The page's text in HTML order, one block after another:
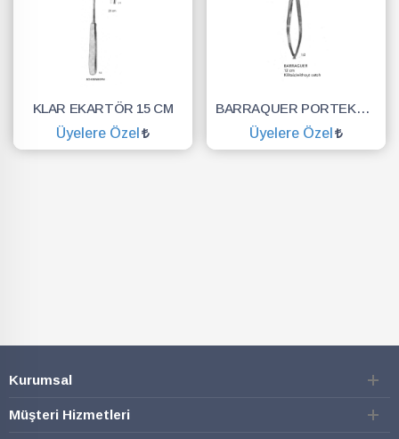
KLAR EKARTÖR 15 CM
Üyelere Özel
BARRAQUER PORTEKÜ KILITS.12CM
Üyelere Özel
Kurumsal
Müşteri Hizmetleri